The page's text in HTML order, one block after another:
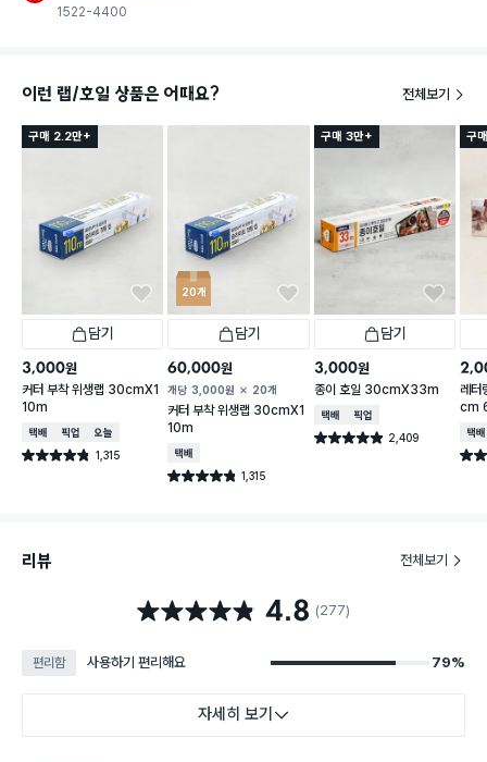
1522-4400
이런 랩/호일 상품은 어때요? 전체보기
구매 2.2만+
담기
3,000원
커터 부착 위생랩 30cmX1
10m
택배배송매장픽업오늘배송
별점 4.8점 1,315
건 작성
20개
담기
60,000원
개당 3,000원 20개
커터 부착 위생랩 30cmX1
10m
택배배송
별점 4.8점 1,315
건 작성
구매 3만+
담기
3,000원
종이 호일 30cmX33m
택배배송매장픽업
별점 4.9점 2,409
건 작성
구
레터
cm
택배
별점
리뷰 전체보기
별점 4.8점 4.8 (277)
편리함 사용하기 편리해요 79%
자세히 보기